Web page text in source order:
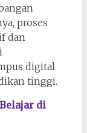
proses
dan
digital
tinggi.
di